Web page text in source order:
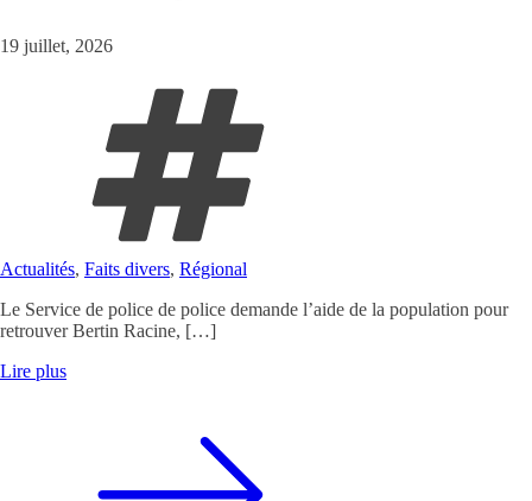
19 juillet, 2026
Actualités, Faits divers, Régional
Le Service de police de police demande l’aide de la population pour
retrouver Bertin Racine, […]
Lire plus